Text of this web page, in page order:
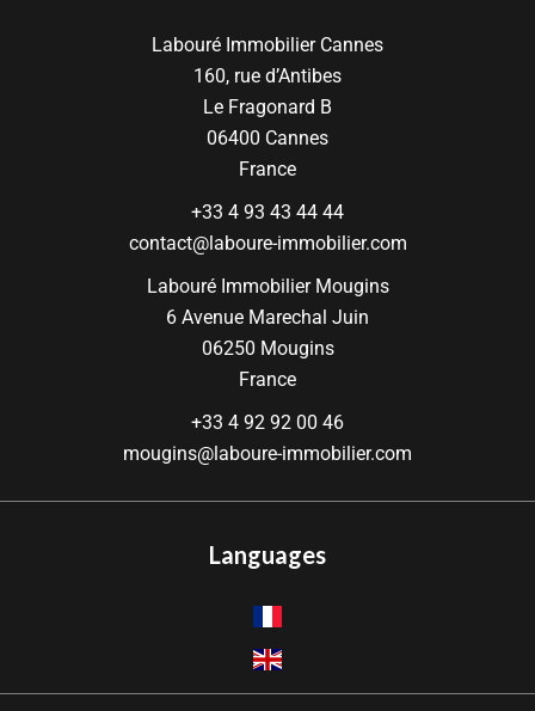
Labouré Immobilier Cannes
160, rue d’Antibes
Le Fragonard B
06400 Cannes
France
+33 4 93 43 44 44
contact@laboure-immobilier.com
Labouré Immobilier Mougins
6 Avenue Marechal Juin
06250 Mougins
France
+33 4 92 92 00 46
mougins@laboure-immobilier.com
Languages